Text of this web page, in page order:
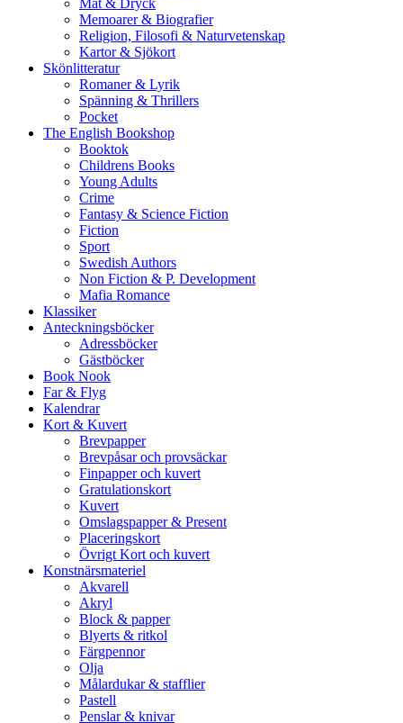
Mat & Dryck
Memoarer & Biografier
Religion, Filosofi & Naturvetenskap
Kartor & Sjökort
Skönlitteratur
Romaner & Lyrik
Spänning & Thrillers
Pocket
The English Bookshop
Booktok
Childrens Books
Young Adults
Crime
Fantasy & Science Fiction
Fiction
Sport
Swedish Authors
Non Fiction & P. Development
Mafia Romance
Klassiker
Anteckningsböcker
Adressböcker
Gästböcker
Book Nook
Far & Flyg
Kalendrar
Kort & Kuvert
Brevpapper
Brevpåsar och provsäckar
Finpapper och kuvert
Gratulationskort
Kuvert
Omslagspapper & Present
Placeringskort
Övrigt Kort och kuvert
Konstnärsmateriel
Akvarell
Akryl
Block & papper
Blyerts & ritkol
Färgpennor
Olja
Målardukar & stafflier
Pastell
Penslar & knivar